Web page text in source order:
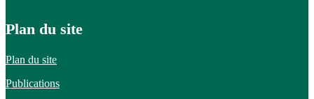
Plan du site
Plan du site
Publications